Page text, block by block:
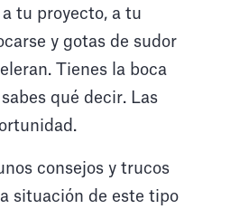
tu proyecto, a tu
y gotas de sudor
Tienes la boca
qué decir. Las
consejos y trucos
situación de este tipo